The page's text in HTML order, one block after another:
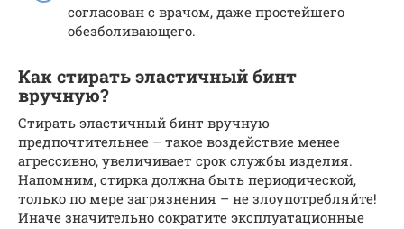
согласован с врачом, даже простейшего
обезболивающего.
Как стирать эластичный бинт
вручную?
Стирать эластичный бинт вручную
предпочтительнее – такое воздействие менее
агрессивно, увеличивает срок службы изделия.
Напомним, стирка должна быть периодической,
только по мере загрязнения – не злоупотребляйте!
Иначе значительно сократите эксплуатационные